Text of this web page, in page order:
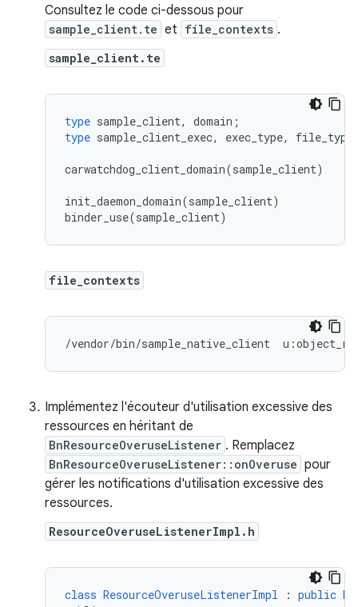
Consultez le code ci-dessous pour
sample_client.te et file_contexts .
sample_client.te
type sample_client, domain ;
type sample_client_exec, exec_type, file_type
carwatchdog_client_domain(sample_client)
init_daemon_domain(sample_client)
binder_use(sample_client)
file_contexts
/vendor/bin/sample_native_client
Implémentez l'écouteur d'utilisation excessive des
ressources en héritant de
BnResourceOveruseListener . Remplacez
BnResourceOveruseListener::onOveruse pour
gérer les notifications d'utilisation excessive des
ressources.
ResourceOveruseListenerImpl.h
class ResourceOveruseListenerImpl : public